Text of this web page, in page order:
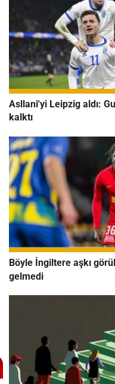
Asllani'yi Leipzig aldı:
kalktı
Böyle İngiltere aşkı
gelmedi